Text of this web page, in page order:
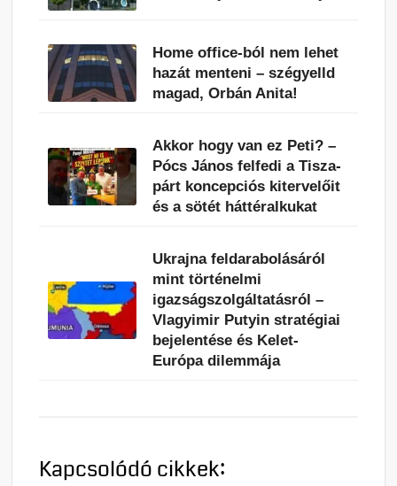
Home office-ból nem lehet
hazát menteni – szégyelld
magad, Orbán Anita!
Akkor hogy van ez Peti? –
Pócs János felfedi a Tisza-
párt koncepciós kitervelőit
és a sötét háttéralkukat
Ukrajna feldarabolásáról
mint történelmi
igazságszolgáltatásról –
Vlagyimir Putyin stratégiai
bejelentése és Kelet-
Európa dilemmája
Kapcsolódó cikkek: